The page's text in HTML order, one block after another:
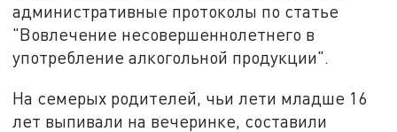
административные протоколы по статье
"Вовлечение несовершеннолетнего в
употребление алкогольной продукции".
На семерых родителей, чьи лети младше 16
лет выпивали на вечеринке, составили